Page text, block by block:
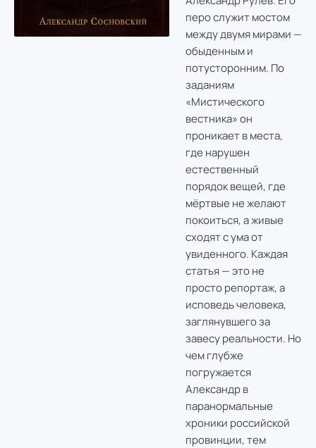
перо служит мостом
между двумя мирами —
обыденным и
потусторонним. По
заданиям
«Мистического
вестника» он
проникает в места,
где нарушен
естественный
порядок вещей, где
мёртвые не желают
покоиться, а живые
сходят с ума от
увиденного. Каждая
статья — это не
просто репортаж, а
исповедь человека,
заглянувшего за
завесу реальности. Но
чем глубже
погружается
Александр в
паранормальные
хроники российской
провинции, тем